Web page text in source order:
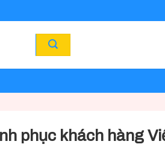
phục khách hàng